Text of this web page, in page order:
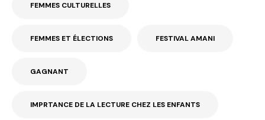
FEMMES CULTURELLES
FEMMES ET ÉLECTIONS FESTIVAL AMANI
GAGNANT
IMPRTANCE DE LA LECTURE CHEZ LES ENFANTS